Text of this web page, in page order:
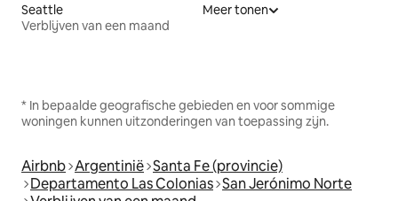
Seattle
Verblijven van een maand
Meer tonen
* In bepaalde geografische gebieden en voor sommige
woningen kunnen uitzonderingen van toepassing zijn.
Airbnb Argentinië Santa Fe (provincie)
Departamento Las Colonias San Jerónimo Norte